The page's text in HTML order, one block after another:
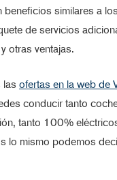
beneficios similares a
de servicios
otras ventajas.
las ofertas en la web de
conducir tanto
tanto 100%
lo mismo podemos